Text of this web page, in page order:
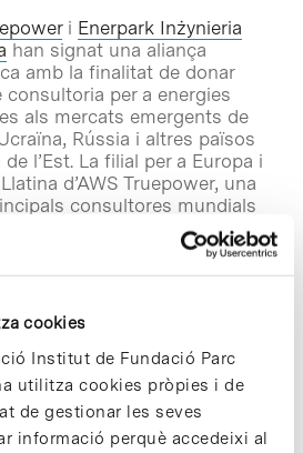
cookies
Institut de Fundació Parc
utilitza cookies pròpies i de
de gestionar les seves
informació perquè accedeixi al
i Enerpark Inżynieria
han signat una aliança
amb la finalitat de donar
consultoria per a energies
als mercats emergents de
Rússia i altres països
de l’Est. La filial per a Europa i
d’AWS Truepower, una
consultores mundials
d’energies renovables, té la
al Parc Científic de Barcelona.
AWS Truepower i
per cobrir el
l’Argentina, Xile i